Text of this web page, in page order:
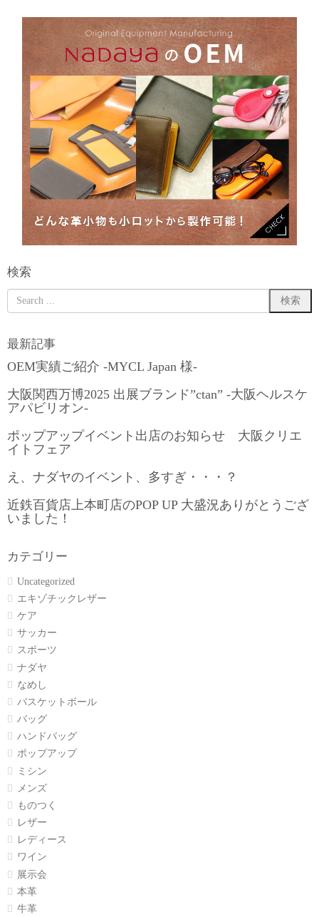
検索
最新記事
OEM実績ご紹介 -MYCL Japan 様-
大阪関西万博2025 出展ブランド”ctan” -大阪ヘルスケ
アパビリオン-
ポップアップイベント出店のお知らせ 大阪クリエ
イトフェア
え、ナダヤのイベント、多すぎ・・・？
近鉄百貨店上本町店のPOP UP 大盛況ありがとうござ
いました！
カテゴリー
Uncategorized
エキゾチックレザー
ケア
サッカー
スポーツ
ナダヤ
なめし
バスケットボール
バッグ
ハンドバッグ
ポップアップ
ミシン
メンズ
ものつく
レザー
レディース
ワイン
展示会
本革
牛革